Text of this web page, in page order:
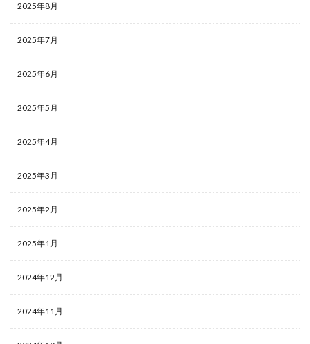
2025年8月
2025年7月
2025年6月
2025年5月
2025年4月
2025年3月
2025年2月
2025年1月
2024年12月
2024年11月